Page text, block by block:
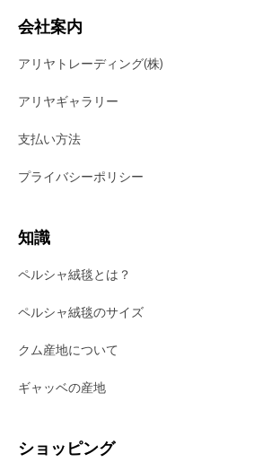
会社案内
アリヤトレーディング(株)
アリヤギャラリー
支払い方法
プライバシーポリシー
知識
ペルシャ絨毯とは？
ペルシャ絨毯のサイズ
クム産地について
ギャッベの産地
ショッピング